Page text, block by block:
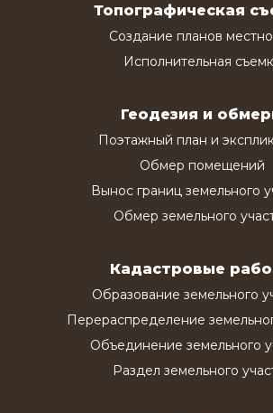
Топографическая
Создание планов
Исполнительная
Геодезия и
Поэтажный план и
Обмер помещений
Вынос границ земельного
Обмер земельного
Кадастровые
Образование земельного
Перераспределение
Объединение земельного
Раздел земельного